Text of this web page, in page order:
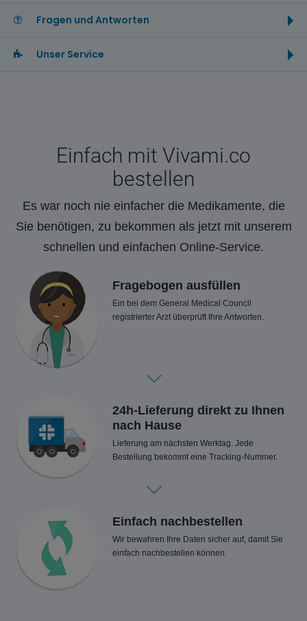
Fragen und Antworten
Unser Service
Einfach mit Vivami.co
bestellen
Es war noch nie einfacher die Medikamente, die
Sie benötigen, zu bekommen als jetzt mit unserem
schnellen und einfachen Online-Service.
Fragebogen ausfüllen
Ein bei dem General Medical Council
registrierter Arzt überprüft Ihre Antworten.
24h-Lieferung direkt zu Ihnen
nach Hause
Lieferung am nächsten Werktag. Jede
Bestellung bekommt eine Tracking-Nummer.
Einfach nachbestellen
Wir bewahren Ihre Daten sicher auf, damit Sie
einfach nachbestellen können.